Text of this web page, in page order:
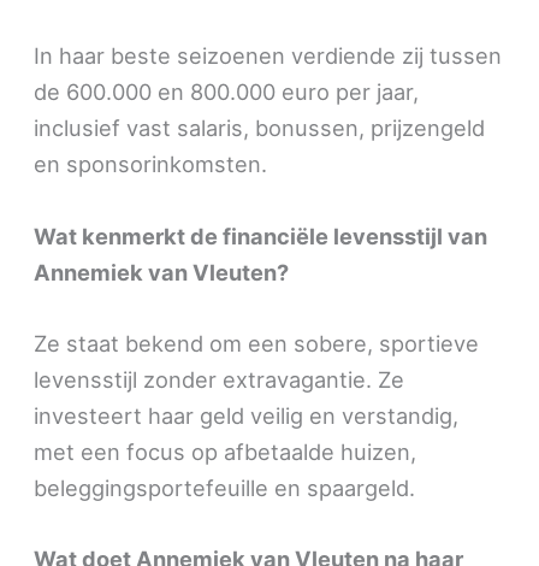
In haar beste seizoenen verdiende zij tussen
de 600.000 en 800.000 euro per jaar,
inclusief vast salaris, bonussen, prijzengeld
en sponsorinkomsten.
Wat kenmerkt de financiële levensstijl van
Annemiek van Vleuten?
Ze staat bekend om een sobere, sportieve
levensstijl zonder extravagantie. Ze
investeert haar geld veilig en verstandig,
met een focus op afbetaalde huizen,
beleggingsportefeuille en spaargeld.
Wat doet Annemiek van Vleuten na haar